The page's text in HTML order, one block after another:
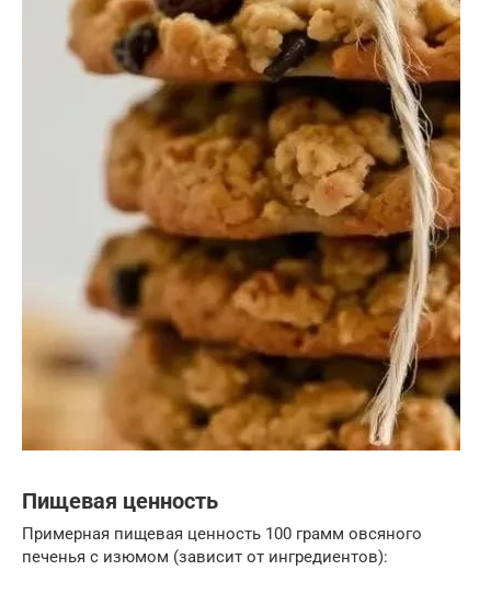
Пищевая ценность
Примерная пищевая ценность 100 грамм овсяного
печенья с изюмом (зависит от ингредиентов):